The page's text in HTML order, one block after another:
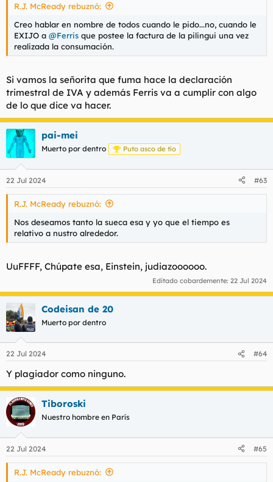
R.J. McReady rebuznó:
Creo hablar en nombre de todos cuando le pido...no, cuando le
EXIJO a @Ferris que postee la factura de la pilingui una vez
realizada la consumación.
Si vamos la señorita que fuma hace la declaración
trimestral de IVA y además Ferris va a cumplir con algo
de lo que dice va hacer.
pai-mei
Muerto por dentro Puto asco de tío
22 Jul 2024 #63
R.J. McReady rebuznó:
Nos deseamos tanto la sueca esa y yo que el tiempo es
relativo a nustro alrededor.
UuFFFF, Chúpate esa, Einstein, judiazoooooo.
Editado cobardemente: 22 Jul 2024
Codeisan de 20
Muerto por dentro
22 Jul 2024 #64
Y plagiador como ninguno.
Tiboroski
Nuestro hombre en París
22 Jul 2024 #65
R.J. McReady rebuznó: